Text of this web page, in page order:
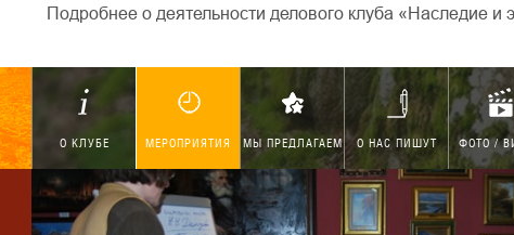
Подробнее о деятельности делового клуба «Наследие и
О КЛУБЕ МЕРОПРИЯТИЯ МЫ ПРЕДЛАГАЕМ О НАС ПИШУТ ФОТО /